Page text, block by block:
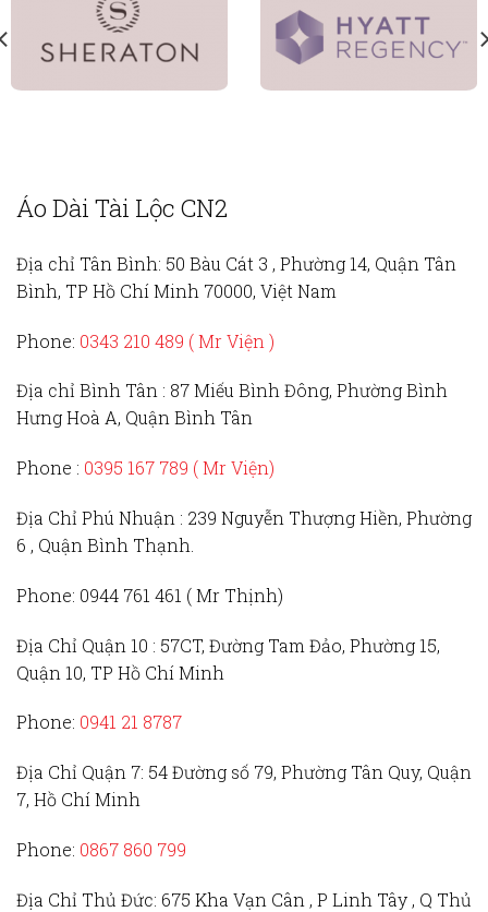
Áo Dài Tài Lộc CN2
Địa chỉ Tân Bình: 50 Bàu Cát 3 , Phường 14, Quận Tân
Bình, TP Hồ Chí Minh 70000, Việt Nam
Phone: 0343 210 489 ( Mr Viện )
Địa chỉ Bình Tân : 87 Miếu Bình Đông, Phường Bình
Hưng Hoà A, Quận Bình Tân
Phone : 0395 167 789 ( Mr Viện)
Địa Chỉ Phú Nhuận : 239 Nguyễn Thượng Hiền, Phường
6 , Quận Bình Thạnh.
Phone: 0944 761 461 ( Mr Thịnh)
Địa Chỉ Quận 10 : 57CT, Đường Tam Đảo, Phường 15,
Quận 10, TP Hồ Chí Minh
Phone: 0941 21 8787
Địa Chỉ Quận 7: 54 Đường số 79, Phường Tân Quy, Quận
7, Hồ Chí Minh
Phone: 0867 860 799
Địa Chỉ Thủ Đức: 675 Kha Vạn Cân , P Linh Tây , Q Thủ